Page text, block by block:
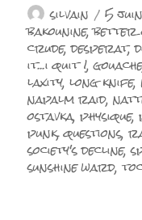
Auteur
silvain Publié
le
5
bakounine,better
crude,desperat,
it...i quit !,
laxity,long knife,
napalm raid,
ostavka,physique,
punk,questions,
society's decline,
sunshine ward,